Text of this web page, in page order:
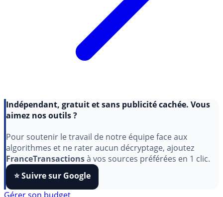
Indépendant, gratuit et sans publicité cachée. Vous
Pour soutenir le travail de notre équipe face aux
algorithmes et ne rater aucun décryptage, ajoutez
FranceTransactionsà vos sources préférées en 1 clic.
⭐️ Suivre sur Google